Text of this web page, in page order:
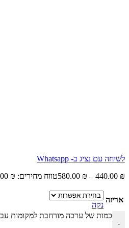
לשיחה עם נציג ב- Whatsapp
440.00 ₪
–
580.00 ₪ טווח מחירים: ⁦440.00 ₪⁩ עד ⁦580.00 ₪⁩
אריזה
נקה
-
כמות של ערכה מורחבת למקומות